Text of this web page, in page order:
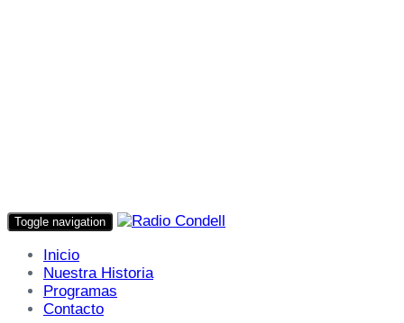
Toggle navigation
Inicio
Nuestra Historia
Programas
Contacto